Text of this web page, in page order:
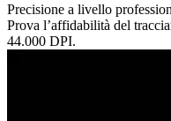
Precisione a livello
Prova l’affidabilità del
44.000 DPI.